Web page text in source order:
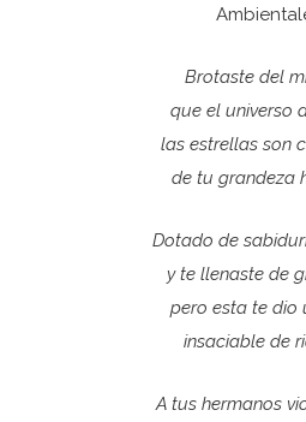
Brotaste del
que el universo
las estrellas son
de tu grandeza
Dotado de
y te llenaste de
pero esta te dio
insaciable de
A tus hermanos